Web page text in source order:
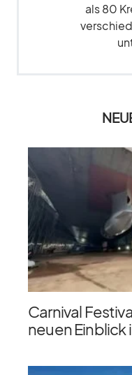
als 80
Carnival
neuen Einblick